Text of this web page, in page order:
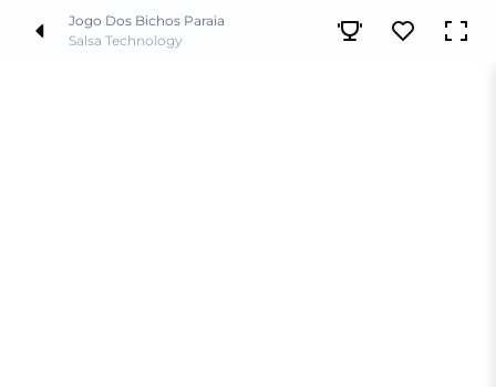
Jogo Dos Bichos Paraia
Salsa Technology